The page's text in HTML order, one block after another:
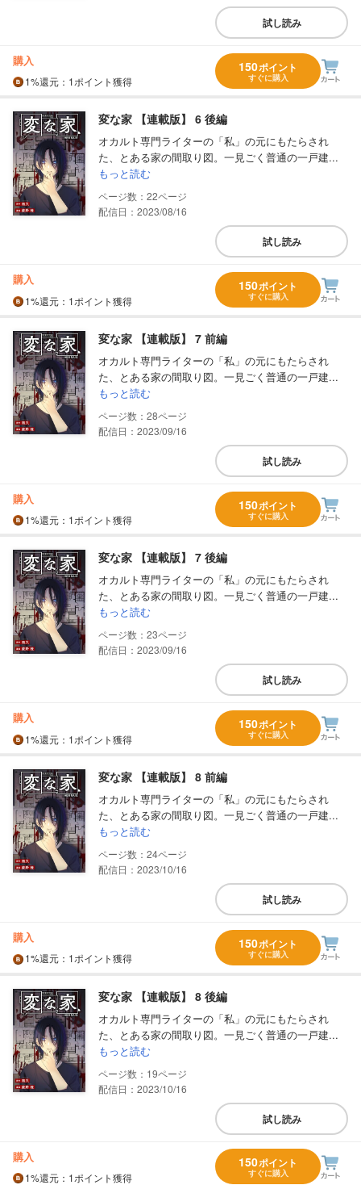
試し読み
購入
1%還元 ：1ポイント獲得
150ポイント
すぐに購入
変な家 【連載版】 6 後編
オカルト専門ライターの「私」の元にもたらされ
た、とある家の間取り図。一見ごく普通の一戸建...
もっと読む
22
配信日：2023/08/16
試し読み
購入
1%還元 ：1ポイント獲得
150ポイント
すぐに購入
変な家 【連載版】 7 前編
オカルト専門ライターの「私」の元にもたらされ
た、とある家の間取り図。一見ごく普通の一戸建...
もっと読む
28
配信日：2023/09/16
試し読み
購入
1%還元 ：1ポイント獲得
150ポイント
すぐに購入
変な家 【連載版】 7 後編
オカルト専門ライターの「私」の元にもたらされ
た、とある家の間取り図。一見ごく普通の一戸建...
もっと読む
23
配信日：2023/09/16
試し読み
購入
1%還元 ：1ポイント獲得
150ポイント
すぐに購入
変な家 【連載版】 8 前編
オカルト専門ライターの「私」の元にもたらされ
た、とある家の間取り図。一見ごく普通の一戸建...
もっと読む
24
配信日：2023/10/16
試し読み
購入
1%還元 ：1ポイント獲得
150ポイント
すぐに購入
変な家 【連載版】 8 後編
オカルト専門ライターの「私」の元にもたらされ
た、とある家の間取り図。一見ごく普通の一戸建...
もっと読む
19
配信日：2023/10/16
試し読み
購入
1%還元 ：1ポイント獲得
150ポイント
すぐに購入